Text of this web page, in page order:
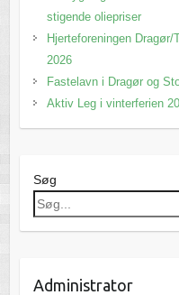
stigende oliepriser
Hjerteforeningen
2026
Fastelavn i Dragør og
Aktiv Leg i vinterferien
Søg
Administrator